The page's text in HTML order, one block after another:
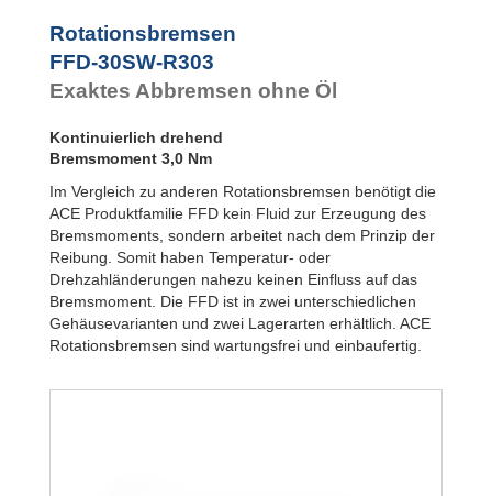
FYN-N1
FYN-S1
FYT-H1 und
FYT-LA3 und
FYN-LA3
Rotationsbremsen
FFD-30SW-R303
Exaktes Abbremsen ohne Öl
Kontinuierlich drehend
Bremsmoment 3,0 Nm
Im Vergleich zu anderen Rotationsbremsen benötigt die
ACE Produktfamilie FFD kein Fluid zur Erzeugung des
Bremsmoments, sondern arbeitet nach dem Prinzip der
Reibung. Somit haben Temperatur- oder
Drehzahländerungen nahezu keinen Einfluss auf das
Bremsmoment. Die FFD ist in zwei unterschiedlichen
Gehäusevarianten und zwei Lagerarten erhältlich. ACE
Rotationsbremsen sind wartungsfrei und einbaufertig.